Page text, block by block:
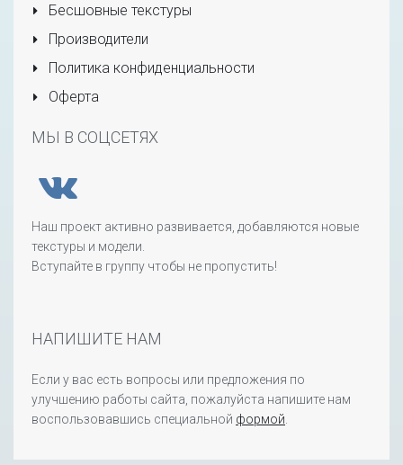
Бесшовные текстуры
Производители
Политика конфиденциальности
Оферта
МЫ В СОЦСЕТЯХ
Наш проект активно развивается, добавляются новые
текстуры и модели.
Вступайте в группу чтобы не пропустить!
НАПИШИТЕ НАМ
Если у вас есть вопросы или предложения по
улучшению работы сайта, пожалуйста напишите нам
воспользовавшись специальной формой.